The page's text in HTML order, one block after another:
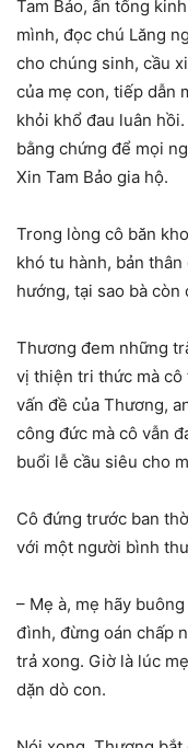
Tam Bảo, ấn tống
mình, đọc chú Lăng
cho chúng sinh, cầu
của mẹ con, tiếp dẫn
khỏi khổ đau luân
bằng chứng để mọi
Xin Tam Bảo gia hộ.
Trong lòng cô băn
khó tu hành, bản
hướng, tại sao bà còn
Thương đem những
vị thiện tri thức mà
vấn đề của Thương,
công đức mà cô vẫn
buổi lễ cầu siêu cho
Cô đứng trước ban
với một người bình
– Mẹ à, mẹ hãy
đình, đừng oán chấp
trả xong. Giờ là lúc
dặn dò con.